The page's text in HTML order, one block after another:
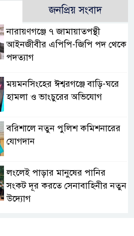
জনপ্রিয় সংবাদ
নারায়ণগঞ্জে ৭ জামায়াতপন্থী
আইনজীবীর এপিপি-জিপি পদ থেকে
পদত্যাগ
ময়মনসিংহের ঈশ্বরগঞ্জে বাড়ি-ঘরে
হামলা ও ভাংচুরের অভিযোগ
বরিশালে নতুন পুলিশ কমিশনারের
যোগদান
লংলেই পাড়ার মানুষের পানির
সংকট দূর করতে সেনাবাহিনীর নতুন
উদ্যোগ